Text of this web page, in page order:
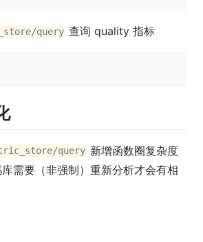
query 查询 quality 指标
query 新增函数圈复杂度
需要（非强制）重新分析才会有相